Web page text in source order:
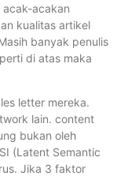
acak-acakan
kualitas artikel
banyak penulis
di atas maka
letter mereka.
lain. content
bukan oleh
(Latent Semantic
Jika 3 faktor